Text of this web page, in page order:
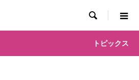

トピックス